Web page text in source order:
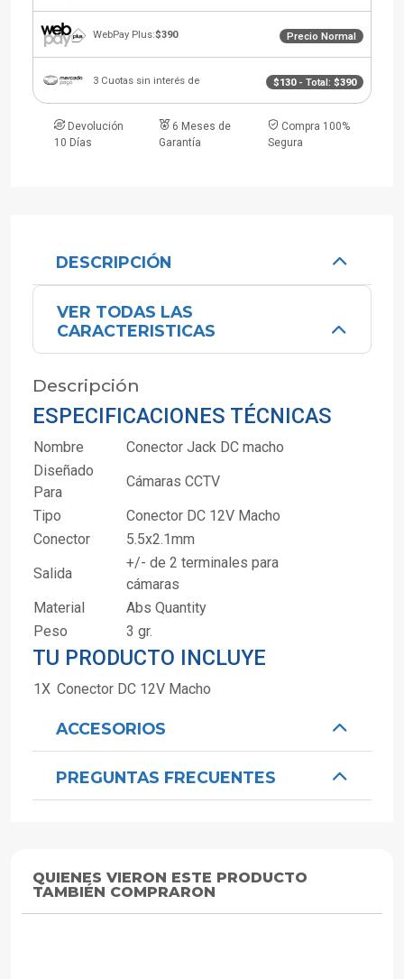
WebPay Plus:$390 Precio Normal
3 Cuotas sin interés de $130- Total: $390
Devolución
10 Días
6 Meses de
Garantía
Compra 100%
Segura
DESCRIPCIÓN
VER TODAS LAS
CARACTERISTICAS
Descripción
ESPECIFICACIONES TÉCNICAS
Nombre
Conector Jack DC macho
Diseñado
Para
Cámaras CCTV
Tipo
Conector DC 12V Macho
Conector
5.5x2.1mm
Salida
+/- de 2 terminales para
cámaras
Material
Abs Quantity
Peso
3 gr.
TU PRODUCTO INCLUYE
1X Conector DC 12V Macho
ACCESORIOS
PREGUNTAS FRECUENTES
QUIENES VIERON ESTE PRODUCTO
TAMBIÉN COMPRARON